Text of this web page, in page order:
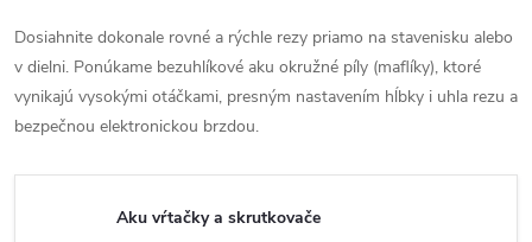
Dosiahnite dokonale rovné a rýchle rezy priamo na stavenisku alebo
v dielni. Ponúkame bezuhlíkové aku okružné píly (maflíky), ktoré
vynikajú vysokými otáčkami, presným nastavením hĺbky i uhla rezu a
bezpečnou elektronickou brzdou.
Aku vŕtačky a skrutkovače